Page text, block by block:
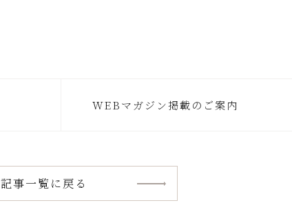
WEBマガジン掲載のご案内
記事一覧に戻る